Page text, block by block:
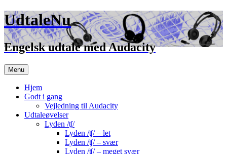
UdtaleNu
Engelsk udtale med Audacity
Menu Hop
til
indhold
Hjem
Godt i gang
Vejledning til Audacity
Udtaleøvelser
Lyden /ʧ/
Lyden /ʧ/ – let
Lyden /ʧ/ – svær
Lyden /ʧ/ – meget svær